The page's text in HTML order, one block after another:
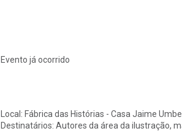
Evento já ocorrido
Local: Fábrica das Histórias - Casa Jaime
Destinatários: Autores da área da ilustração,